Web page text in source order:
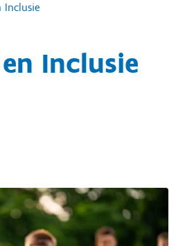
Inclusie
Inclusie